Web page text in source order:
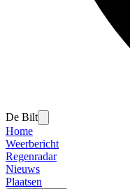
De Bilt
Home
Weerbericht
Regenradar
Nieuws
Plaatsen